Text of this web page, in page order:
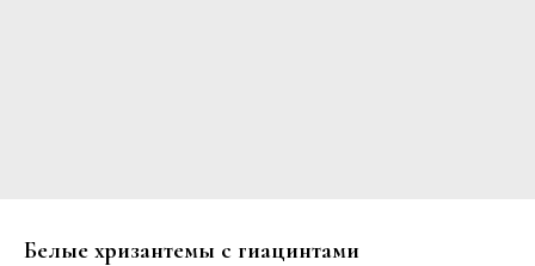
Белые хризантемы с гиацинтами